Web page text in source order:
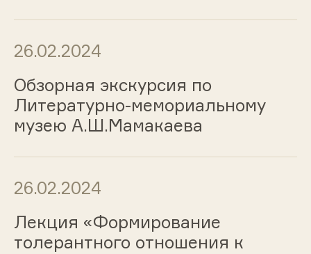
26.02.2024
Обзорная экскурсия по
Литературно-мемориальному
музею А.Ш.Мамакаева
26.02.2024
Лекция «Формирование
толерантного отношения к